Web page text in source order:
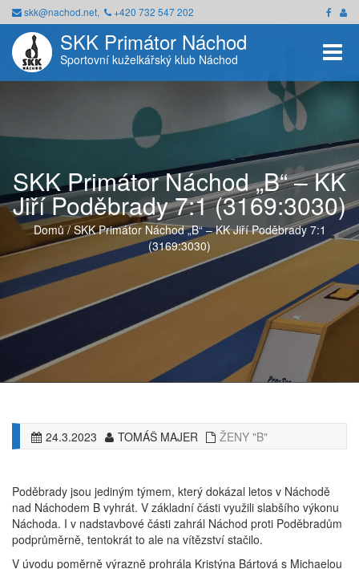
skk@nachod.net, +420 732 547 202
SKK Primátor Náchod
Sportovní kuželkářský klub Náchod
SKK Primátor Náchod „B“ – KK
Jiří Poděbrady 7:1 (3169:3030)
Domů / SKK Primátor Náchod „B“ – KK Jiří Poděbrady 7:1
(3169:3030)
24.3.2023 TOMÁŠ MAJER ŽENY "B"
Poděbrady jsou jediným týmem, který dokázal letos v Náchodě
nad Náchodem B vyhrát. V základní části využili slabšího výkonu
Náchoda. I v nadstavbové části zahrál Náchod proti Poděbradům
podprůměrně, tentokrát to ale na vítězství stačilo.
V úvodu poměrně výrazně prohrála Kristýna Bártová s Michaelou